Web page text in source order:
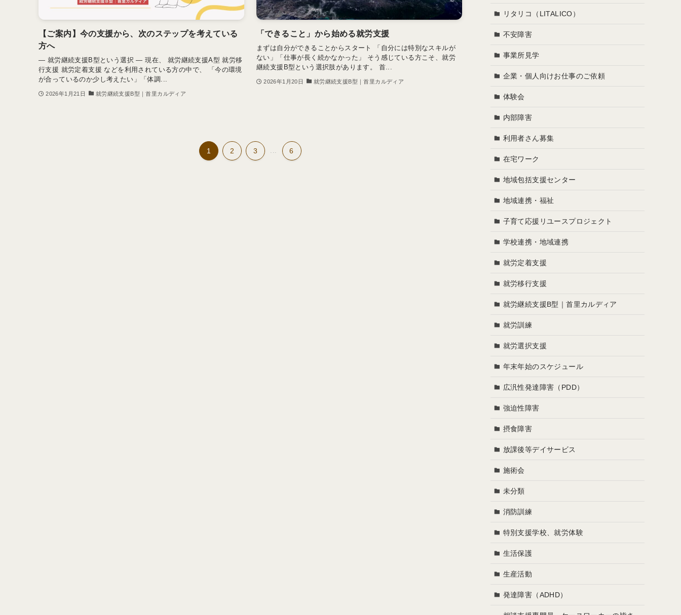
【ご案内】今の支援から、次のステップを考えている
方へ
― 就労継続支援B型という選択 ― 現在、 就労継続支援A型 就労移
行支援 就労定着支援 などを利用されている方の中で、 「今の環境
が合っているのか少し考えたい」「体調...
2026年1月21日 就労継続支援B型｜首里カルディア
「できること」から始める就労支援
まずは自分ができることからスタート 「自分には特別なスキルが
ない」「仕事が長く続かなかった」 そう感じている方こそ、就労
継続支援B型という選択肢があります。 首...
2026年1月20日 就労継続支援B型｜首里カルディア
1 2 3 6
リタリコ（LITALICO）
不安障害
事業所見学
企業・個人向けお仕事のご依頼
体験会
内部障害
利用者さん募集
在宅ワーク
地域包括支援センター
地域連携・福祉
子育て応援リユースプロジェクト
学校連携・地域連携
就労定着支援
就労移行支援
就労継続支援B型｜首里カルディア
就労訓練
就労選択支援
年末年始のスケジュール
広汎性発達障害（PDD）
強迫性障害
摂食障害
放課後等デイサービス
施術会
未分類
消防訓練
特別支援学校、就労体験
生活保護
生産活動
発達障害（ADHD）